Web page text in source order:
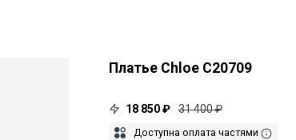
Платье Chloe C20709
18 850 ₽ 31 400 ₽
Доступна оплата частями